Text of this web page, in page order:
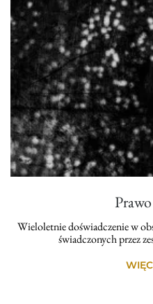
Wieloletnie doświadczenie w
świadczonych przez